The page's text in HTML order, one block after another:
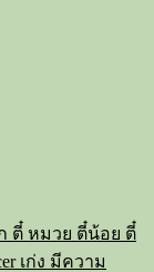
ตี๋ หมวย ตี๋น้อย ตี๋
เก่ง มีความ